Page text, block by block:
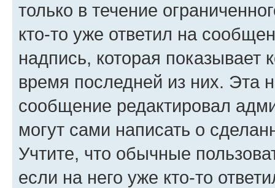
только в течение
кто-то уже ответил на
надпись, которая показывает
время последней из них. Эта
сообщение редактировал
могут сами написать о
Учтите, что обычные
если на него уже кто-то